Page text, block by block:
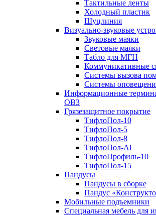
Тактильные ленты
Холодный пластик
Шуцлиния
Визуально-звуковые
Звуковые маяки
Световые маяки
Табло для МГН
Коммуникативные
Системы вызова
Системы
Информационные
ОВЗ
Грязезащитное покрытие
ТифлоПол-10
ТифлоПол-5
ТифлоПол-8
ТифлоПол-Al
ТифлоПрофиль-10
ТифлоПол-15
Пандусы
Пандусы в сборке
Пандус
Мобильные подъемники
Специальная мебель для